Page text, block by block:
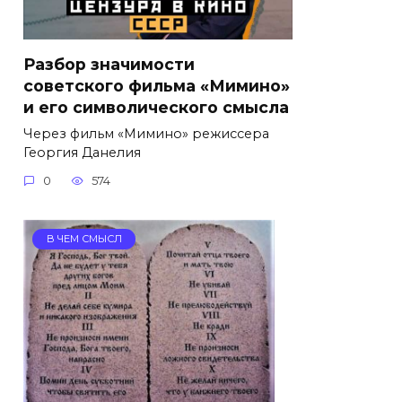
Разбор значимости
советского фильма «Мимино»
и его символического смысла
Через фильм «Мимино» режиссера
Георгия Данелия
0 574
В ЧЕМ СМЫСЛ